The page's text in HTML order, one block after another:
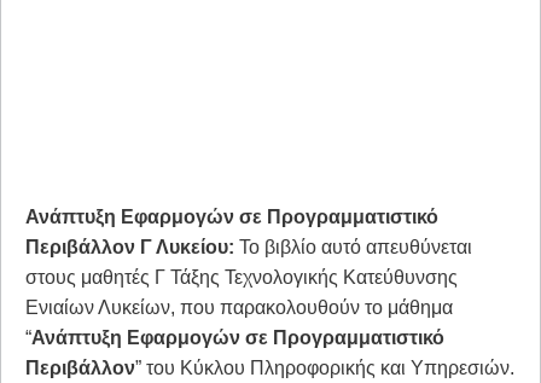
Ανάπτυξη Εφαρμογών σε Προγραμματιστικό
Περιβάλλον Γ Λυκείου: Το βιβλίο αυτό απευθύνεται
στους μαθητές Γ Τάξης Τεχνολογικής Κατεύθυνσης
Ενιαίων Λυκείων, που παρακολουθούν το μάθημα
“Ανάπτυξη Εφαρμογών σε Προγραμματιστικό
Περιβάλλον” του Κύκλου Πληροφορικής και Υπηρεσιών.